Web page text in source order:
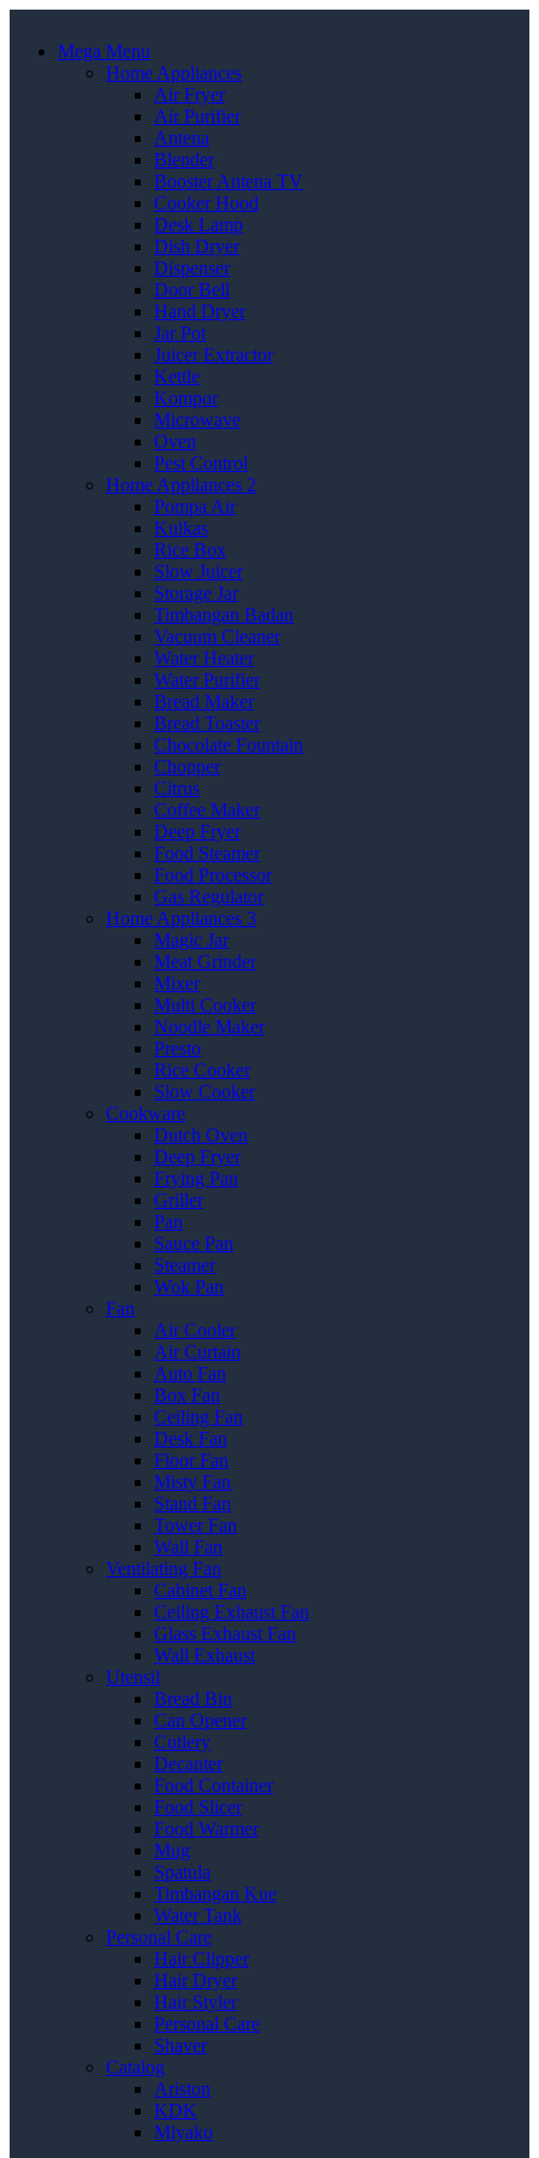
Mega Menu
Home Appliances
Air Fryer
Air Purifier
Antena
Blender
Booster Antena TV
Cooker Hood
Desk Lamp
Dish Dryer
Dispenser
Door Bell
Hand Dryer
Jar Pot
Juicer Extractor
Kettle
Kompor
Microwave
Oven
Pest Control
Home Appliances 2
Pompa Air
Kulkas
Rice Box
Slow Juicer
Storage Jar
Timbangan Badan
Vacuum Cleaner
Water Heater
Water Purifier
Bread Maker
Bread Toaster
Chocolate Fountain
Chopper
Citrus
Coffee Maker
Deep Fryer
Food Steamer
Food Processor
Gas Regulator
Home Appliances 3
Magic Jar
Meat Grinder
Mixer
Multi Cooker
Noodle Maker
Presto
Rice Cooker
Slow Cooker
Cookware
Dutch Oven
Deep Fryer
Frying Pan
Griller
Pan
Sauce Pan
Steamer
Wok Pan
Fan
Air Cooler
Air Curtain
Auto Fan
Box Fan
Ceiling Fan
Desk Fan
Floor Fan
Misty Fan
Stand Fan
Tower Fan
Wall Fan
Ventilating Fan
Cabinet Fan
Ceiling Exhaust Fan
Glass Exhaust Fan
Wall Exhaust
Utensil
Bread Bin
Can Opener
Cutlery
Decanter
Food Container
Food Slicer
Food Warmer
Mug
Spatula
Timbangan Kue
Water Tank
Personal Care
Hair Clipper
Hair Dryer
Hair Styler
Personal Care
Shaver
Catalog
Ariston
KDK
Miyako